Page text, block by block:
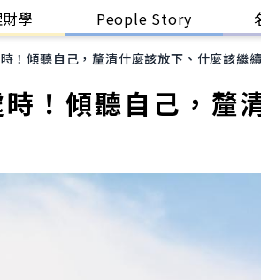
學 People Story
！傾聽自己，釐清什麼該放下、什麼該繼
！傾聽自己，釐